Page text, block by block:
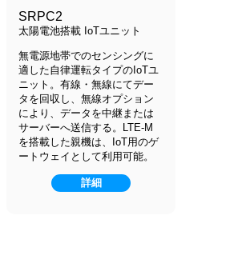
SRPC2
太陽電池搭載 IoTユニット
無電源地帯でのセンシングに
適した自律運転タイプのIoTユ
ニット。有線・無線にてデー
タを回収し、無線オプション
により、データを中継または
サーバーへ送信する。LTE-M
を搭載した親機は、IoT用のゲ
ートウェイとして利用可能。
詳細